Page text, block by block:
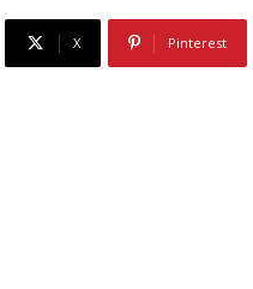
X Pinterest